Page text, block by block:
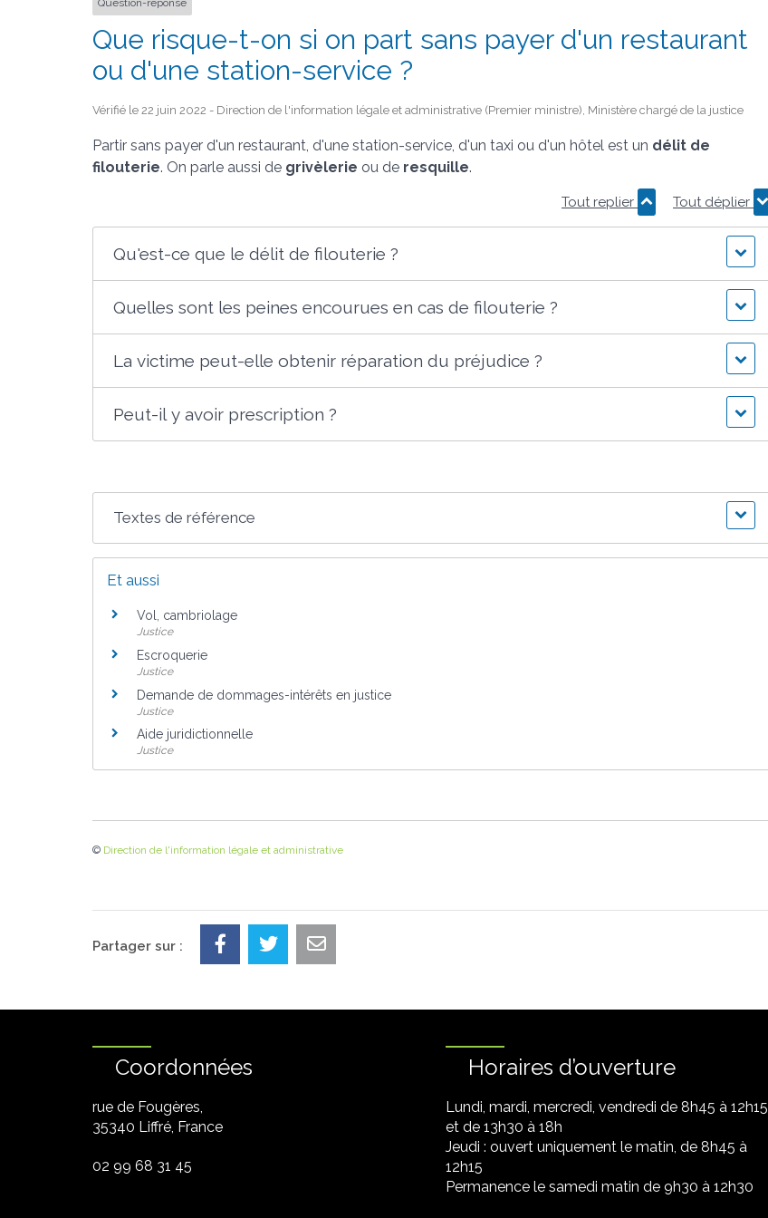
Question-réponse
Que risque-t-on si on part sans payer d'un restaurant
ou d'une station-service ?
Vérifié le 22 juin 2022 - Direction de l'information légale et administrative (Premier ministre), Ministère chargé de la justice
Partir sans payer d'un restaurant, d'une station-service, d'un taxi ou d'un hôtel est un délit de
filouterie. On parle aussi de grivèlerie ou de resquille.
Tout replier Tout déplier
Qu'est-ce que le délit de filouterie ?
Quelles sont les peines encourues en cas de filouterie ?
La victime peut-elle obtenir réparation du préjudice ?
Peut-il y avoir prescription ?
Textes de référence
Et aussi
Vol, cambriolage
Justice
Escroquerie
Justice
Demande de dommages-intérêts en justice
Justice
Aide juridictionnelle
Justice
© Direction de l'information légale et administrative
Partager sur :
Coordonnées
rue de Fougères,
35340 Liffré, France
02 99 68 31 45
Horaires d’ouverture
Lundi, mardi, mercredi, vendredi de 8h45 à 12h15
et de 13h30 à 18h
Jeudi : ouvert uniquement le matin, de 8h45 à
12h15
Permanence le samedi matin de 9h30 à 12h30